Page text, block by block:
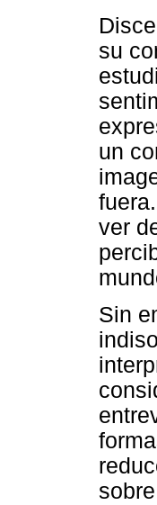
su
un
ver
Sin